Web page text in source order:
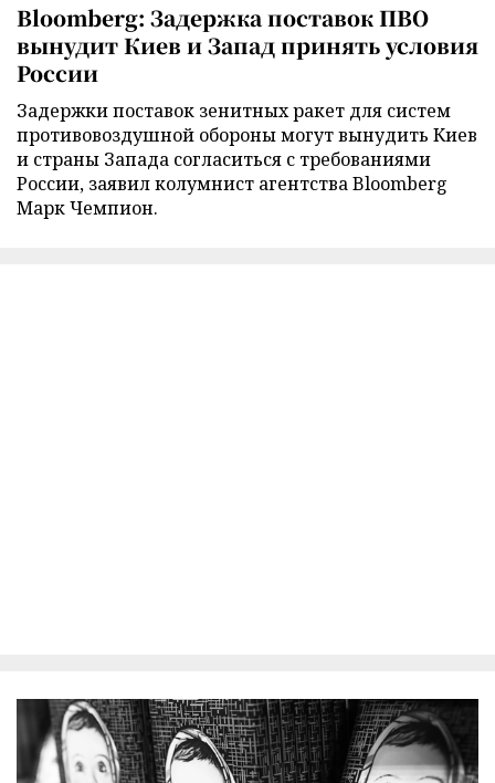
Bloomberg: Задержка поставок ПВО
вынудит Киев и Запад принять условия
России
Задержки поставок зенитных ракет для систем
противовоздушной обороны могут вынудить Киев
и страны Запада согласиться с требованиями
России, заявил колумнист агентства Bloomberg
Марк Чемпион.